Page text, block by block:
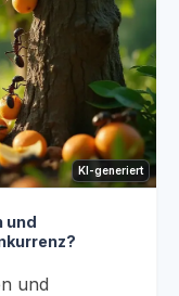
KI-generiert
und
und